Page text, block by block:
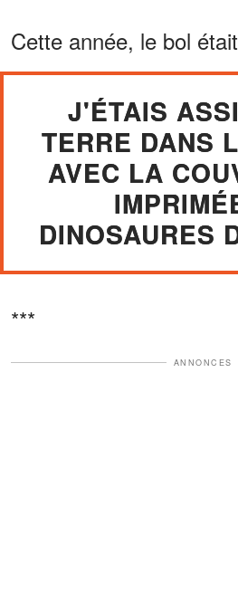
Cette année, le bol
J'ÉTAIS
TERRE DANS
AVEC LA
DINOSAURES
***
ANNONCES